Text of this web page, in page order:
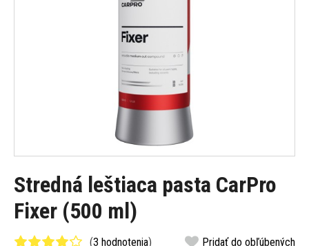
Stredná leštiaca pasta CarPro
Fixer (500 ml)
(3 hodnotenia) Pridať do obľúbených